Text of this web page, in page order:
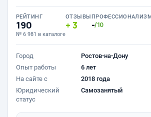
РЕЙТИНГ
190
№ 6 981 в каталоге
ОТЗЫВЫ
3 -/10
Город
Ростов-на-Дону
Опыт работы
6 лет
На сайте с
2018 года
Юридический
статус
Самозанятый